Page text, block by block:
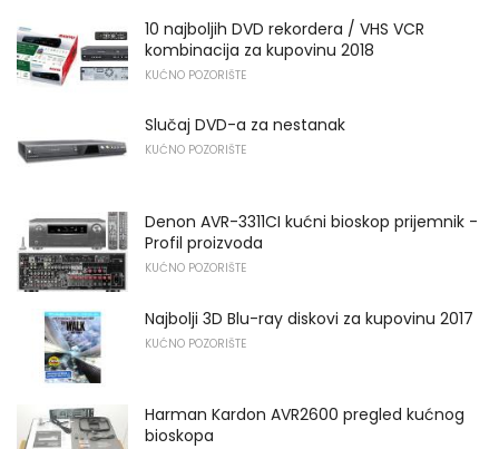
10 najboljih DVD rekordera / VHS VCR
kombinacija za kupovinu 2018
KUĆNO POZORIŠTE
Slučaj DVD-a za nestanak
KUĆNO POZORIŠTE
Denon AVR-3311CI kućni bioskop prijemnik -
Profil proizvoda
KUĆNO POZORIŠTE
Najbolji 3D Blu-ray diskovi za kupovinu 2017
KUĆNO POZORIŠTE
Harman Kardon AVR2600 pregled kućnog
bioskopa